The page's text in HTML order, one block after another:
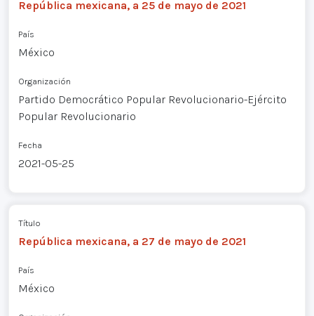
República mexicana, a 25 de mayo de 2021
País
México
Organización
Partido Democrático Popular Revolucionario-Ejército
Popular Revolucionario
Fecha
2021-05-25
Título
República mexicana, a 27 de mayo de 2021
País
México